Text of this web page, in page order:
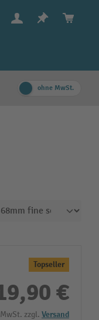
ohne MwSt.
Topseller
€
zzgl. Versand